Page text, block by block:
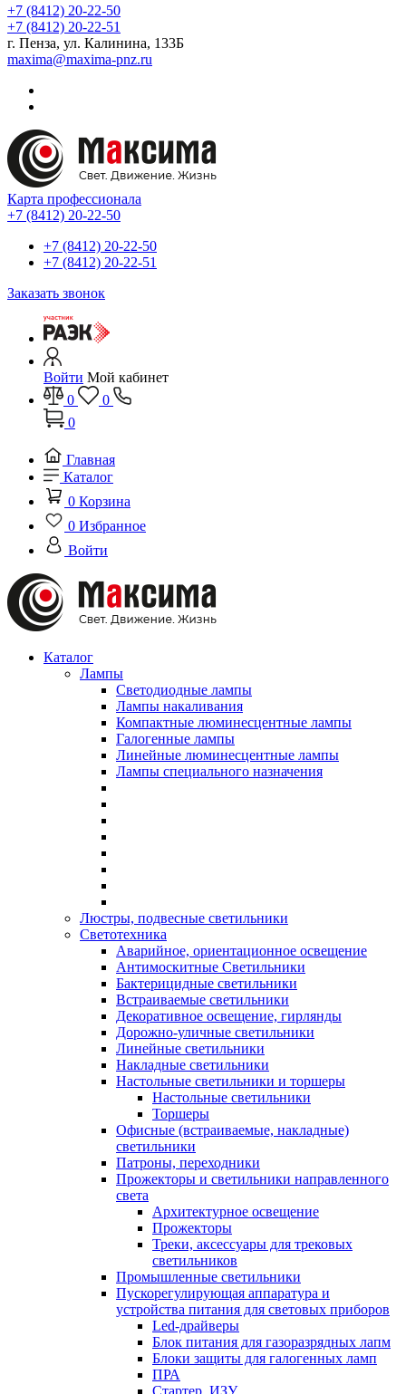
+7 (8412) 20-22-50
+7 (8412) 20-22-51
г. Пенза, ул. Калинина, 133Б
maxima@maxima-pnz.ru
Карта профессионала
+7 (8412) 20-22-50
+7 (8412) 20-22-50
+7 (8412) 20-22-51
Заказать звонок
Войти Мой кабинет
0
0
0
Главная
Каталог
0 Корзина
0 Избранное
Войти
Каталог
Лампы
Светодиодные лампы
Лампы накаливания
Компактные люминесцентные лампы
Галогенные лампы
Линейные люминесцентные лампы
Лампы специального назначения
Люстры, подвесные светильники
Светотехника
Аварийное, ориентационное освещение
Антимоскитные Светильники
Бактерицидные светильники
Встраиваемые светильники
Декоративное освещение, гирлянды
Дорожно-уличные светильники
Линейные светильники
Накладные светильники
Настольные светильники и торшеры
Настольные светильники
Торшеры
Офисные (встраиваемые, накладные)
светильники
Патроны, переходники
Прожекторы и светильники направленного
света
Архитектурное освещение
Прожекторы
Треки, аксессуары для трековых
светильников
Промышленные светильники
Пускорегулирующая аппаратура и
устройства питания для световых приборов
Led-драйверы
Блок питания для газоразрядных лапм
Блоки защиты для галогенных ламп
ПРА
Стартер, ИЗУ